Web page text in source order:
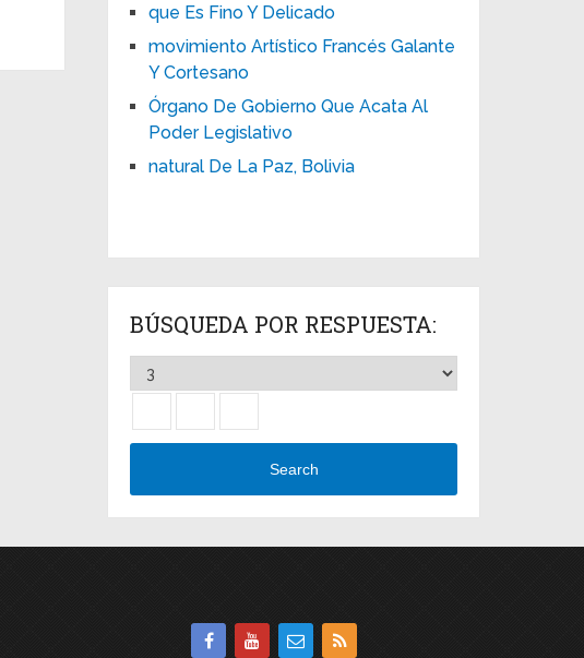
que Es Fino Y Delicado
movimiento Artístico Francés Galante
Y Cortesano
Órgano De Gobierno Que Acata Al
Poder Legislativo
natural De La Paz, Bolivia
BÚSQUEDA POR RESPUESTA:
Search